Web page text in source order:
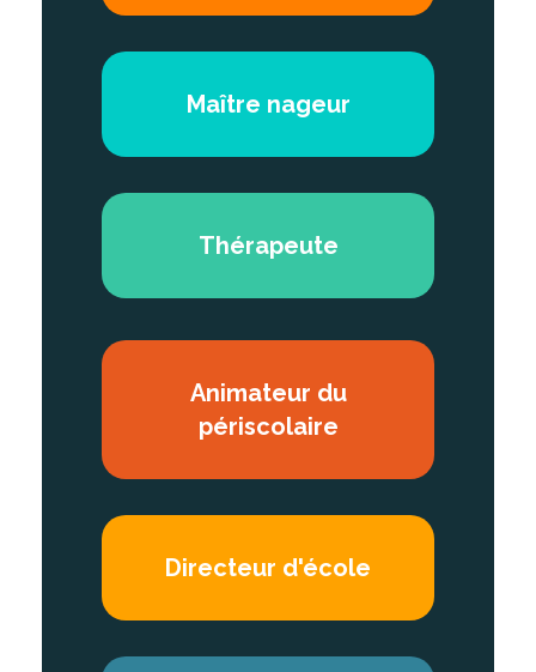
Maître nageur
Thérapeute
Animateur du
périscolaire
Directeur d'école